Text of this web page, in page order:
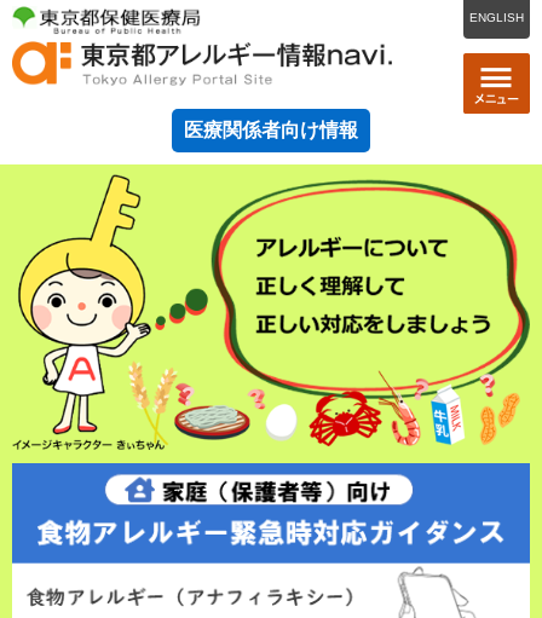
ENGLISH
医療関係者向け情報